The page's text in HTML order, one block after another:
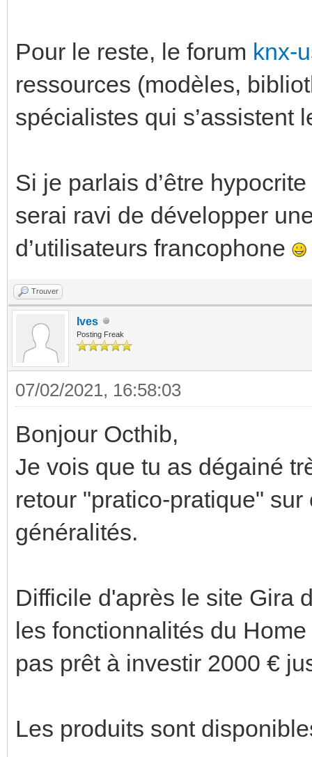
Pour le reste, le forum knx-
ressources (modèles,
spécialistes qui
Si je parlais d’être
serai ravi de développer
d’utilisateurs francophone
Trouver
Ives
Posting Freak
07/02/2021, 16:58:03
Bonjour Octhib,
Je vois que tu as dégainé
retour "pratico-pratique"
généralités.
Difficile d'après le site Gira
les fonctionnalités du
pas prêt à investir 2000 €
Les produits sont